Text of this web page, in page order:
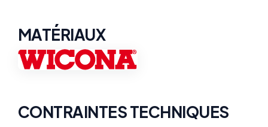
MATÉRIAUX
CONTRAINTES TECHNIQUES